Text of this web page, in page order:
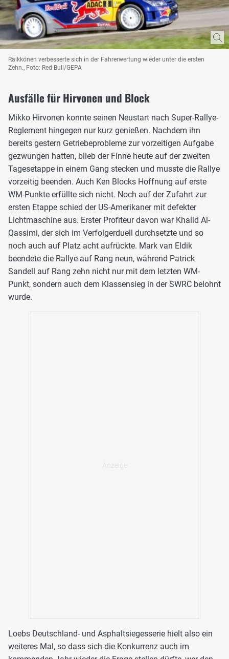
Räikkönen verbesserte sich in der Fahrerwertung wieder unter die ersten
Zehn., Foto: Red Bull/GEPA
Ausfälle für Hirvonen und Block
Mikko Hirvonen konnte seinen Neustart nach Super-Rallye-
Reglement hingegen nur kurz genießen. Nachdem ihn
bereits gestern Getriebeprobleme zur vorzeitigen Aufgabe
gezwungen hatten, blieb der Finne heute auf der zweiten
Tagesetappe in einem Gang stecken und musste die Rallye
vorzeitig beenden. Auch Ken Blocks Hoffnung auf erste
WM-Punkte erfüllte sich nicht. Noch auf der Zufahrt zur
ersten Etappe schied der US-Amerikaner mit defekter
Lichtmaschine aus. Erster Profiteur davon war Khalid Al-
Qassimi, der sich im Verfolgerduell durchsetzte und so
noch auch auf Platz acht aufrückte. Mark van Eldik
beendete die Rallye auf Rang neun, während Patrick
Sandell auf Rang zehn nicht nur mit dem letzten WM-
Punkt, sondern auch dem Klassensieg in der SWRC belohnt
wurde.
Loebs Deutschland- und Asphaltsiegesserie hielt also ein
weiteres Mal, so dass sich die Konkurrenz auch im